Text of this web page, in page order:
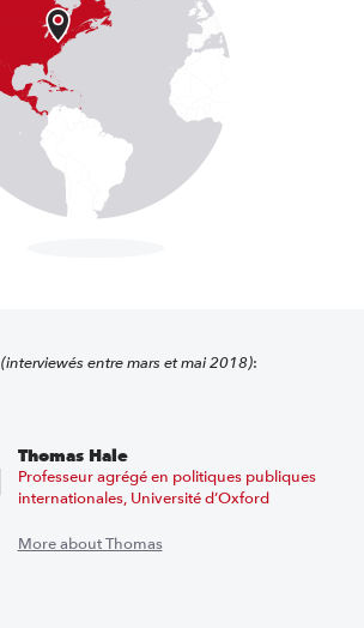
(interviewés entre mars et mai 2018):
Thomas Hale
Professeur agrégé en politiques publiques
internationales, Université d’Oxford
More about Thomas